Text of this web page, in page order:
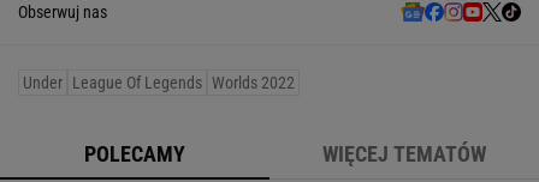
Obserwuj nas
Under League Of Legends Worlds 2022
POLECAMY WIĘCEJ TEMATÓW